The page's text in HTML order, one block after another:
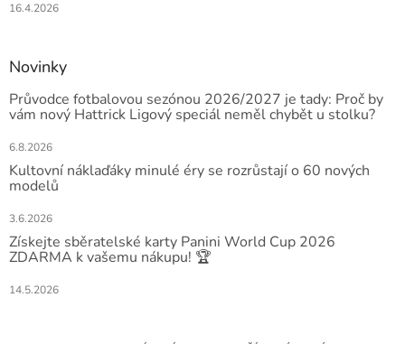
16.4.2026
Novinky
Průvodce fotbalovou sezónou 2026/2027 je tady: Proč by
vám nový Hattrick Ligový speciál neměl chybět u stolku?
6.8.2026
Kultovní náklaďáky minulé éry se rozrůstají o 60 nových
modelů
3.6.2026
Získejte sběratelské karty Panini World Cup 2026
ZDARMA k vašemu nákupu! 🏆
14.5.2026